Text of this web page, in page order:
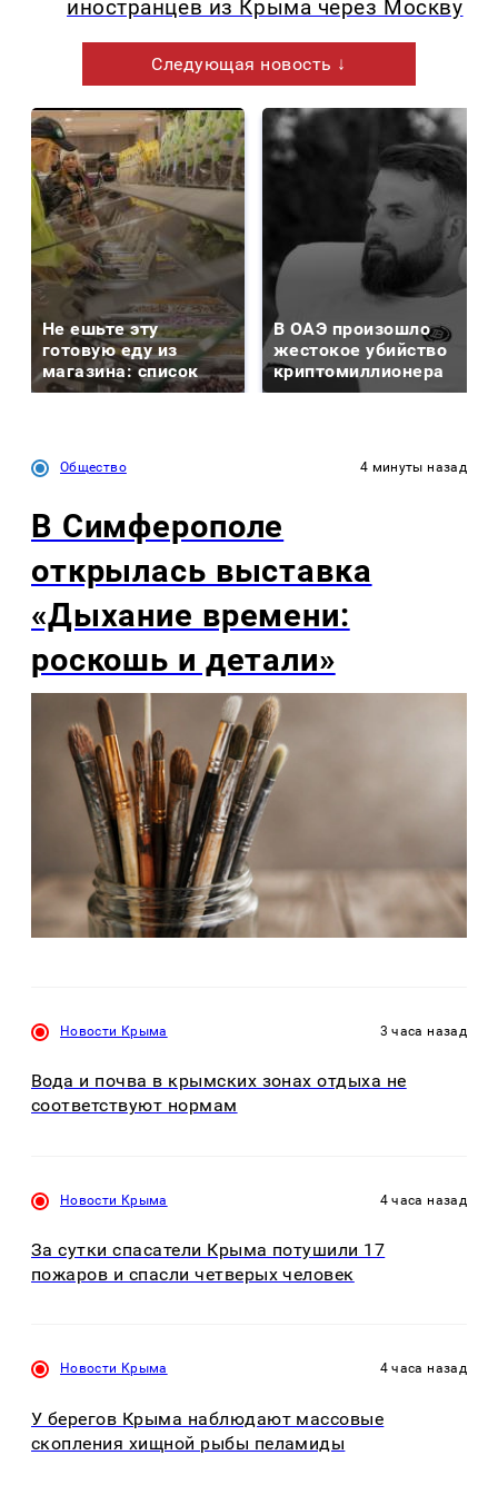
иностранцев из Крыма через Москву
Следующая новость ↓
Не ешьте эту
готовую еду из
магазина: список
В ОАЭ произошло
жестокое убийство
криптомиллионера
Общество 4 минуты назад
В Симферополе
открылась выставка
«Дыхание времени:
роскошь и детали»
Новости Крыма 3 часа назад
Вода и почва в крымских зонах отдыха не
соответствуют нормам
Новости Крыма 4 часа назад
За сутки спасатели Крыма потушили 17
пожаров и спасли четверых человек
Новости Крыма 4 часа назад
У берегов Крыма наблюдают массовые
скопления хищной рыбы пеламиды